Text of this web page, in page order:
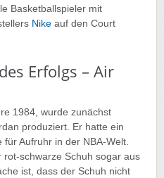
Basketballspieler mit
Nike auf den Court
Erfolgs – Air
1984, wurde zunächst
produziert. Er hatte ein
Aufruhr in der NBA-Welt.
schwarze Schuh sogar aus
ist, dass der Schuh nicht